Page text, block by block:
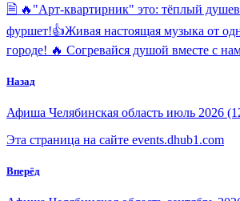
🗎 🔥"Арт-квартирник" это: тёплый
фуршет!👍Живая настоящая музыка от
городе! 🔥 Согревайся душой вместе с
Назад
Афиша Челябинская область июль 2026
Эта страница на сайте events.dhub1.com
Вперёд